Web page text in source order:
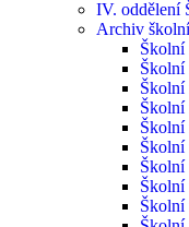
IV. oddělení
Archiv
Školní
Školní
Školní
Školní
Školní
Školní
Školní
Školní
Školní